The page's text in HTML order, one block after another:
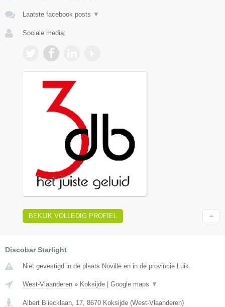
Laatste facebook posts ▼
Sociale media:
BEKIJK VOLLEDIG PROFIEL
Discobar Starlight
Niet gevestigd in de plaats Noville en in de provincie Luik.
West-Vlaanderen » Koksijde Google maps ▼
Albert Bliecklaan, 17 8670 Koksijde (West-Vlaanderen)